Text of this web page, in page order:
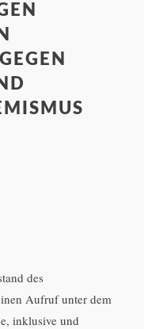
des
Aufruf unter dem
inklusive und